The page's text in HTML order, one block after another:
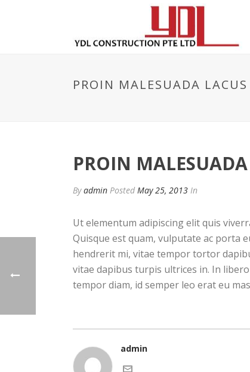
PROIN MALESUADA
PROIN
Byadmin Posted May 25, 2013 In
Ut elementum adipiscing elit quis
Quisque est quam, vulputate ac porta
hendrerit mi, vitae tempor tortor
vitae dapibus turpis ultrices in. In
tempor diam, id semper leo erat eu
admin